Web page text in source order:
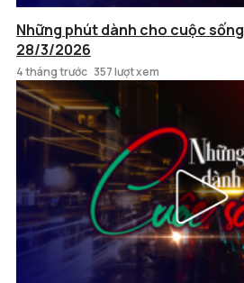
Những phút dành cho cuộc
28/3/2026
4 tháng trước 357 lượt xem